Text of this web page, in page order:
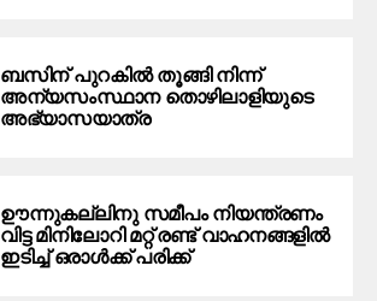
ബസിന് പുറകിൽ തൂങ്ങി നിന്ന്
അന്യസംസ്ഥാന തൊഴിലാളിയുടെ
അഭ്യാസയാത്ര
ഊന്നുകല്ലിനു സമീപം നിയന്ത്രണം
വിട്ട മിനിലോറി മറ്റ് രണ്ട് വാഹനങ്ങളിൽ
ഇടിച്ച് ഒരാൾക്ക് പരിക്ക്